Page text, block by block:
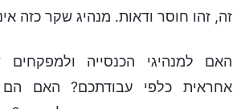
זה, זהו חוסר ודאות. מנהיג שקר כזה
האם למנהיגי הכנסייה
אחראית כלפי עבודתכם? האם